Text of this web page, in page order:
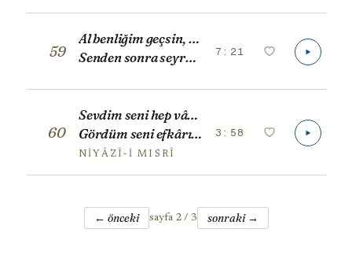
59
Al benliğim geçsin, yok olam ben de
Senden sonra seyrân olsun efendim.
7:21
60
Sevdim seni hep vârım yağmadır alan alsın,
Gördüm seni efkârım yağmadır alan alsın.
NIYÂZÎ-I MISRÎ
3:58
← önceki sayfa 2/ 3 sonraki →